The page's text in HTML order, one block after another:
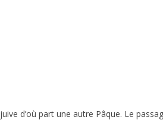
d’où part une autre Pâque. Le